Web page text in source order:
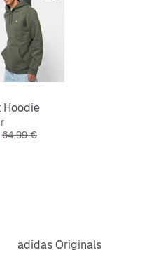
Hoodie
Prix original
64,99 €
adidas Originals